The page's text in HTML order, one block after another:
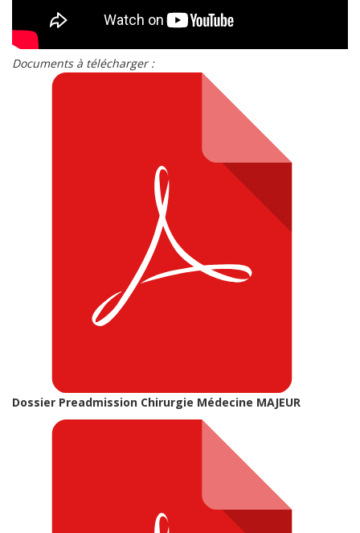
Documents à télécharger :
Dossier Preadmission Chirurgie Médecine MAJEUR